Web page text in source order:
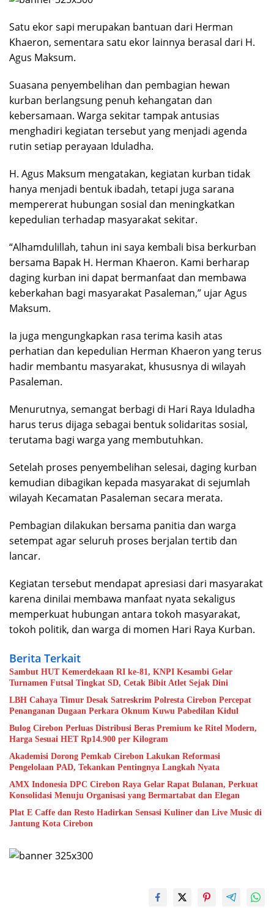
Satu ekor sapi merupakan bantuan dari Herman
Khaeron, sementara satu ekor lainnya berasal dari H.
Agus Maksum.
Suasana penyembelihan dan pembagian hewan
kurban berlangsung penuh kehangatan dan
kebersamaan. Warga sekitar tampak antusias
menghadiri kegiatan tersebut yang menjadi agenda
rutin setiap perayaan Iduladha.
H. Agus Maksum mengatakan, kegiatan kurban tidak
hanya menjadi bentuk ibadah, tetapi juga sarana
mempererat hubungan sosial dan meningkatkan
kepedulian terhadap masyarakat sekitar.
“Alhamdulillah, tahun ini saya kembali bisa berkurban
bersama Bapak H. Herman Khaeron. Kami berharap
daging kurban ini dapat bermanfaat dan membawa
keberkahan bagi masyarakat Pasaleman,” ujar Agus
Maksum.
Ia juga mengungkapkan rasa terima kasih atas
perhatian dan kepedulian Herman Khaeron yang terus
hadir membantu masyarakat, khususnya di wilayah
Pasaleman.
Menurutnya, semangat berbagi di Hari Raya Iduladha
harus terus dijaga sebagai bentuk solidaritas sosial,
terutama bagi warga yang membutuhkan.
Setelah proses penyembelihan selesai, daging kurban
kemudian dibagikan kepada masyarakat di sejumlah
wilayah Kecamatan Pasaleman secara merata.
Pembagian dilakukan bersama panitia dan warga
setempat agar seluruh proses berjalan tertib dan
lancar.
Kegiatan tersebut mendapat apresiasi dari masyarakat
karena dinilai membawa manfaat nyata sekaligus
memperkuat hubungan antara tokoh masyarakat,
tokoh politik, dan warga di momen Hari Raya Kurban.
Berita Terkait
Sambut HUT Kemerdekaan RI ke-81, KNPI Kesambi Gelar
Turnamen Futsal Tingkat SD, Cetak Bibit Atlet Sejak Dini
LBH Cahaya Timur Desak Satreskrim Polresta Cirebon Percepat
Penanganan Dugaan Perkara Oknum Kuwu Pabedilan Kidul
Bulog Cirebon Perluas Distribusi Beras Premium ke Ritel Modern,
Harga Sesuai HET Rp14.900 per Kilogram
Akademisi Dorong Pemkab Cirebon Lakukan Reformasi
Pengelolaan PAD, Tekankan Pentingnya Langkah Nyata
AMX Indonesia DPC Cirebon Raya Gelar Rapat Bulanan, Perkuat
Konsolidasi Menuju Organisasi yang Bermartabat dan Elegan
Plat E Caffe dan Resto Hadirkan Sensasi Kuliner dan Live Music di
Jantung Kota Cirebon